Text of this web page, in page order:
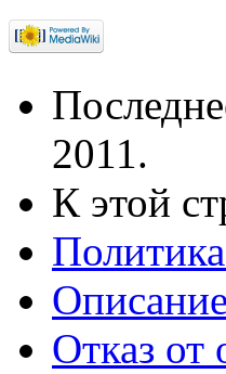
2011.
К этой
Отказ от